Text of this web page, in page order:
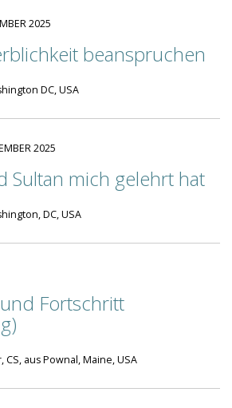
2025
beanspruchen
DC, USA
2025
Sultan mich gelehrt hat
DC, USA
Fortschritt
aus Pownal, Maine, USA